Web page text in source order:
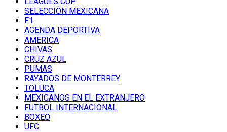
SELECCIÓN MEXICANA
F1
AGENDA DEPORTIVA
AMERICA
CHIVAS
CRUZ AZUL
PUMAS
RAYADOS DE MONTERREY
TOLUCA
MEXICANOS EN EL EXTRANJERO
FUTBOL INTERNACIONAL
BOXEO
UFC